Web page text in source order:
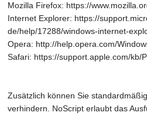
Mozilla Firefox: https://
Internet Explorer: https://
de/help/17288/windows-internet-
Opera: http://help.opera.com/
Safari: https://support.apple.com/kb/
Zusätzlich können Sie
verhindern. NoScript erlaubt das